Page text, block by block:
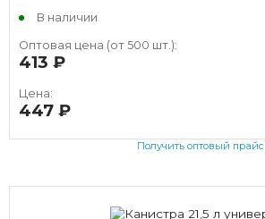
В наличии
Оптовая цена (от 500 шт.):
413
Цена:
447
Получить оптовый прайс